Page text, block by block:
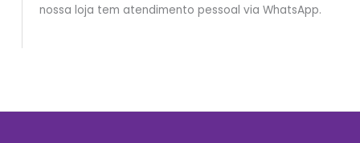
nossa loja tem atendimento pessoal via WhatsApp.